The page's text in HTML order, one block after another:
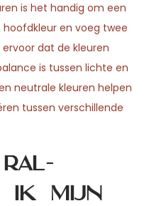
is het handig om een
en voeg twee
dat de kleuren
is tussen lichte en
neutrale kleuren helpen
tussen verschillende
ik mijn